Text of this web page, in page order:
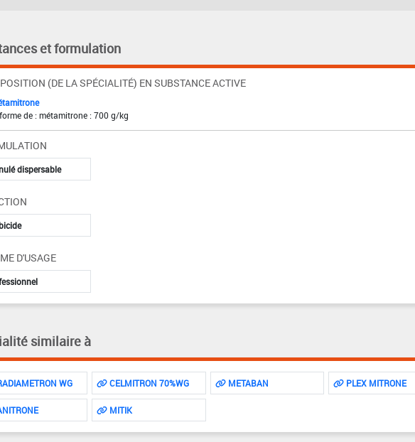
et formulation
(DE LA SPÉCIALITÉ) EN SUBSTANCE ACTIVE
de : métamitrone : 700 g/kg
dispersable
D'USAGE
similaire à
WG CELMITRON 70%WG METABAN PLEX MITRONE
MITIK